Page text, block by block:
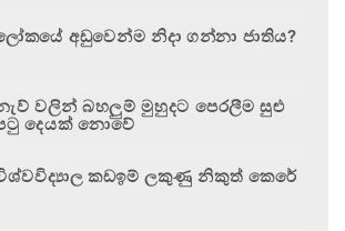
අඩුවෙන්ම නිදා ගන්නා ජාතිය?
වලින් බහලුම් මුහුදට පෙරලීම සුළු
දෙයක් නොවේ
කඩඉම් ලකුණු නිකුත් කෙරේ